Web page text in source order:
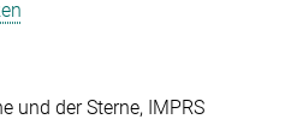
und der Sterne IMPRS